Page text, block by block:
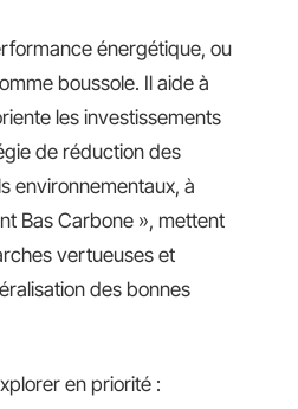
énergétique, ou
boussole. Il aide à
les investissements
de réduction des
environnementaux, à
Bas Carbone », mettent
vertueuses et
des bonnes
en priorité :